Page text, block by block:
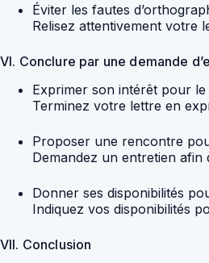
Éviter les fautes
Relisez attentivement votre
VI. Conclure par une demande
Exprimer son intérêt pour le
Terminez votre lettre en
Proposer une rencontre
Demandez un entretien
Donner ses disponibilités
Indiquez vos disponibilités
VII. Conclusion